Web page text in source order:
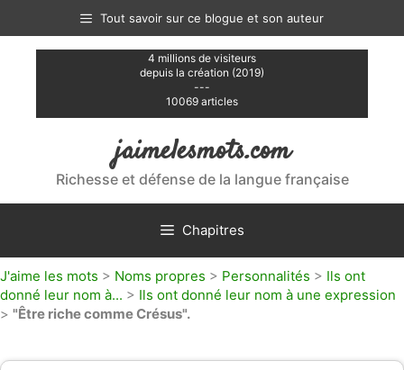
contenu
Tout savoir sur ce blogue et son auteur
4 millions de visiteurs
depuis la création (2019)
---
10069 articles
jaimelesmots.com
Richesse et défense de la langue française
Chapitres
J'aime les mots > Noms propres > Personnalités > Ils ont
donné leur nom à... > Ils ont donné leur nom à une expression
> "Être riche comme Crésus".